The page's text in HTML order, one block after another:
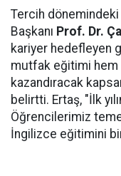
Tercih
Başkanı Prof. Dr.
kariyer hedefleyen
mutfak eğitimi
kazandıracak
belirtti. Ertaş, "İlk
Öğrencilerimiz
İngilizce eğitimini